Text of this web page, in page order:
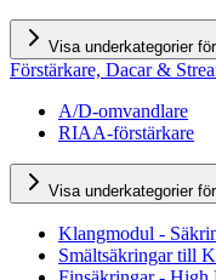
Visa underkategorier
Förstärkare, Dacar &
A/D-omvandlare
RIAA-förstärkare
Visa underkategorier
Klangmodul -
Smältsäkringar till